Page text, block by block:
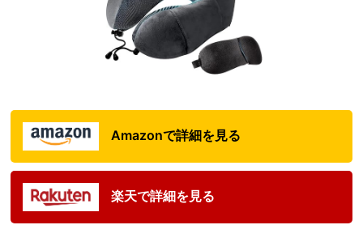
Amazonで詳細を見る
楽天で詳細を見る